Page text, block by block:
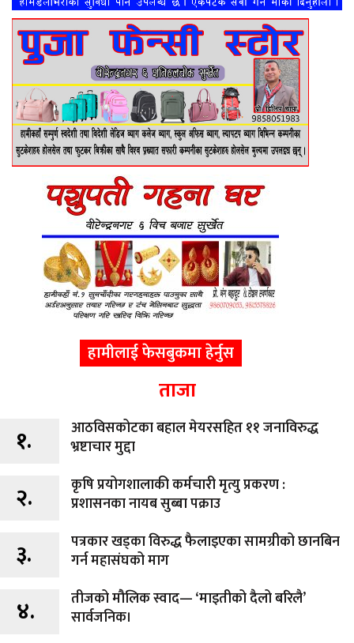
हामीलाई फेसबुकमा हेर्नुस
ताजा
१.
आठविसकोटका बहाल मेयरसहित ११ जनाविरुद्ध
भ्रष्टाचार मुद्दा
२.
कृषि प्रयोगशालाकी कर्मचारी मृत्यु प्रकरण :
प्रशासनका नायब सुब्बा पक्राउ
३.
पत्रकार खड्का विरुद्ध फैलाइएका सामग्रीको छानबिन
गर्न महासंघको माग
४.
तीजको मौलिक स्वाद— ‘माइतीको दैलो बरिलै’
सार्वजनिक।